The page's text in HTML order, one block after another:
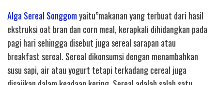
Alga Sereal Songgomyaitu”makanan yang terbuat dari hasil
ekstruksi oat bran dan corn meal, kerapkali dihidangkan pada
pagi hari sehingga disebut juga sereal sarapan atau
breakfast sereal. Sereal dikonsumsi dengan menambahkan
susu sapi, air atau yogurt tetapi terkadang cereal juga